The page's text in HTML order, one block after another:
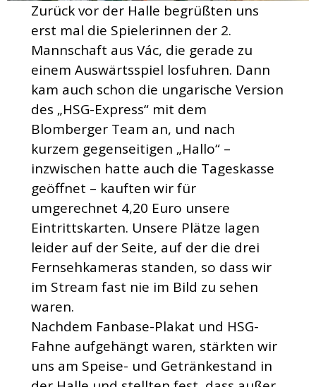
Zurück vor der Halle begrüßten uns
erst mal die Spielerinnen der 2.
Mannschaft aus Vác, die gerade zu
einem Auswärtsspiel losfuhren. Dann
kam auch schon die ungarische Version
des „HSG-Express“ mit dem
Blomberger Team an, und nach
kurzem gegenseitigen „Hallo“ –
inzwischen hatte auch die Tageskasse
geöffnet – kauften wir für
umgerechnet 4,20 Euro unsere
Eintrittskarten. Unsere Plätze lagen
leider auf der Seite, auf der die drei
Fernsehkameras standen, so dass wir
im Stream fast nie im Bild zu sehen
waren.
Nachdem Fanbase-Plakat und HSG-
Fahne aufgehängt waren, stärkten wir
uns am Speise- und Getränkestand in